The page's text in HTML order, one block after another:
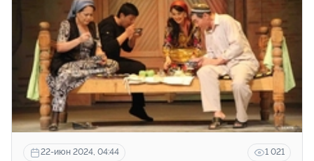
22-июн 2024, 04:44 1 021